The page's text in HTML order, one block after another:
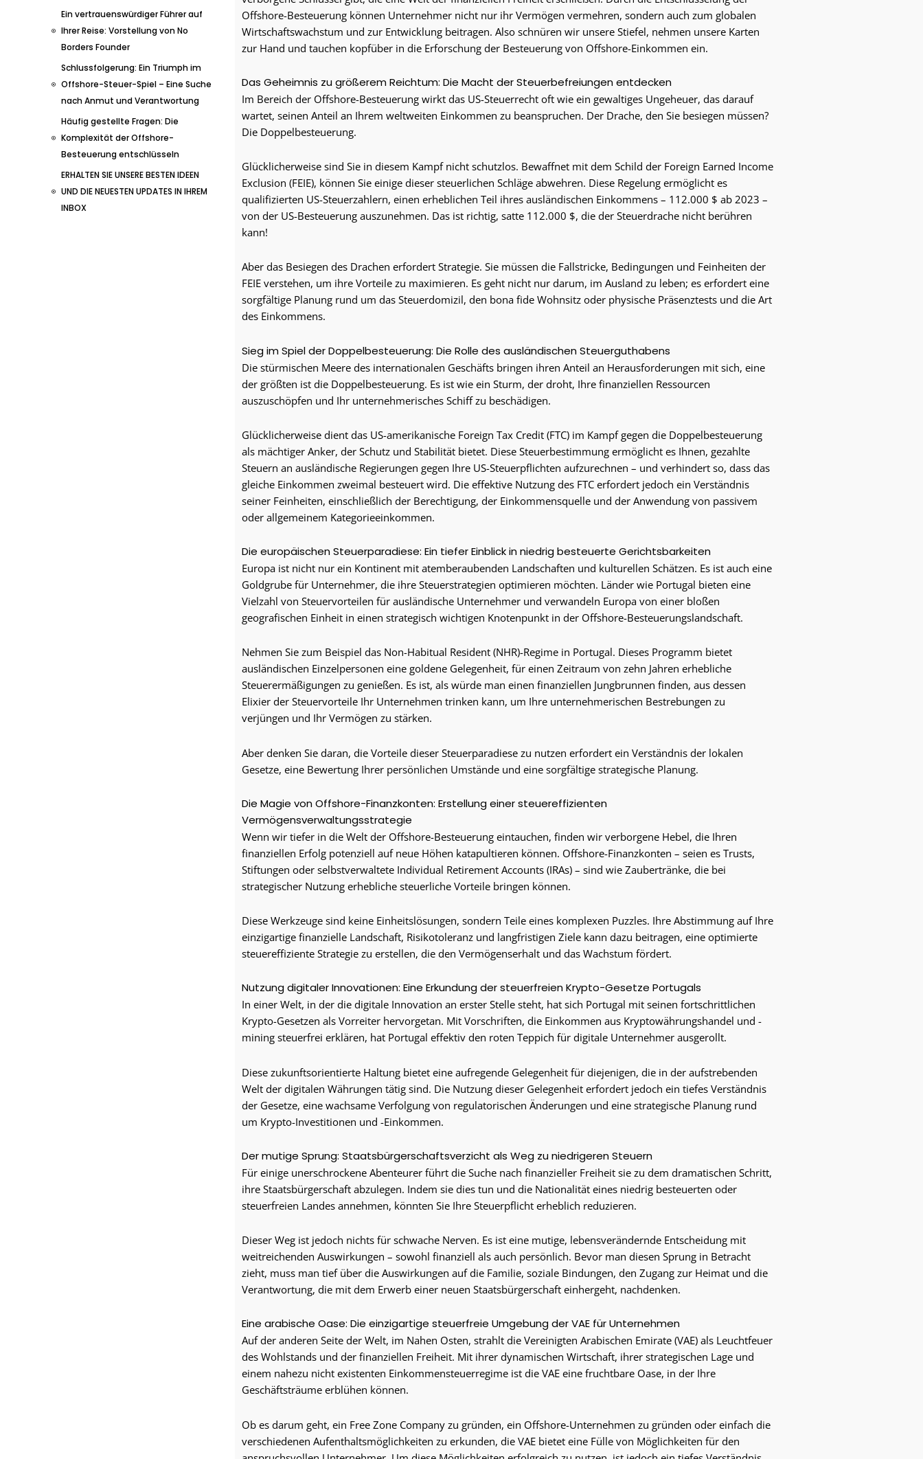
Ein vertrauenswürdiger Führer auf
Ihrer Reise: Vorstellung von No
Borders Founder
Schlussfolgerung: Ein Triumph im
Offshore-Steuer-Spiel – Eine Suche
nach Anmut und Verantwortung
Häufig gestellte Fragen: Die
Komplexität der Offshore-
Besteuerung entschlüsseln
ERHALTEN SIE UNSERE BESTEN IDEEN
UND DIE NEUESTEN UPDATES IN IHREM
INBOX
Offshore-Besteuerung können Unternehmer nicht nur ihr Vermögen vermehren, sondern auch zum globalen
Wirtschaftswachstum und zur Entwicklung beitragen. Also schnüren wir unsere Stiefel, nehmen unsere Karten
zur Hand und tauchen kopfüber in die Erforschung der Besteuerung von Offshore-Einkommen ein.
Das Geheimnis zu größerem Reichtum: Die Macht der Steuerbefreiungen entdecken
Im Bereich der Offshore-Besteuerung wirkt das US-Steuerrecht oft wie ein gewaltiges Ungeheuer, das darauf
wartet, seinen Anteil an Ihrem weltweiten Einkommen zu beanspruchen. Der Drache, den Sie besiegen müssen?
Die Doppelbesteuerung.
Glücklicherweise sind Sie in diesem Kampf nicht schutzlos. Bewaffnet mit dem Schild der Foreign Earned Income
Exclusion (FEIE), können Sie einige dieser steuerlichen Schläge abwehren. Diese Regelung ermöglicht es
qualifizierten US-Steuerzahlern, einen erheblichen Teil ihres ausländischen Einkommens – 112.000 $ ab 2023 –
von der US-Besteuerung auszunehmen. Das ist richtig, satte 112.000 $, die der Steuerdrache nicht berühren
kann!
Aber das Besiegen des Drachen erfordert Strategie. Sie müssen die Fallstricke, Bedingungen und Feinheiten der
FEIE verstehen, um ihre Vorteile zu maximieren. Es geht nicht nur darum, im Ausland zu leben; es erfordert eine
sorgfältige Planung rund um das Steuerdomizil, den bona fide Wohnsitz oder physische Präsenztests und die Art
des Einkommens.
Sieg im Spiel der Doppelbesteuerung: Die Rolle des ausländischen Steuerguthabens
Die stürmischen Meere des internationalen Geschäfts bringen ihren Anteil an Herausforderungen mit sich, eine
der größten ist die Doppelbesteuerung. Es ist wie ein Sturm, der droht, Ihre finanziellen Ressourcen
auszuschöpfen und Ihr unternehmerisches Schiff zu beschädigen.
Glücklicherweise dient das US-amerikanische Foreign Tax Credit (FTC) im Kampf gegen die Doppelbesteuerung
als mächtiger Anker, der Schutz und Stabilität bietet. Diese Steuerbestimmung ermöglicht es Ihnen, gezahlte
Steuern an ausländische Regierungen gegen Ihre US-Steuerpflichten aufzurechnen – und verhindert so, dass das
gleiche Einkommen zweimal besteuert wird. Die effektive Nutzung des FTC erfordert jedoch ein Verständnis
seiner Feinheiten, einschließlich der Berechtigung, der Einkommensquelle und der Anwendung von passivem
oder allgemeinem Kategorieeinkommen.
Die europäischen Steuerparadiese: Ein tiefer Einblick in niedrig besteuerte Gerichtsbarkeiten
Europa ist nicht nur ein Kontinent mit atemberaubenden Landschaften und kulturellen Schätzen. Es ist auch eine
Goldgrube für Unternehmer, die ihre Steuerstrategien optimieren möchten. Länder wie Portugal bieten eine
Vielzahl von Steuervorteilen für ausländische Unternehmer und verwandeln Europa von einer bloßen
geografischen Einheit in einen strategisch wichtigen Knotenpunkt in der Offshore-Besteuerungslandschaft.
Nehmen Sie zum Beispiel das Non-Habitual Resident (NHR)-Regime in Portugal. Dieses Programm bietet
ausländischen Einzelpersonen eine goldene Gelegenheit, für einen Zeitraum von zehn Jahren erhebliche
Steuerermäßigungen zu genießen. Es ist, als würde man einen finanziellen Jungbrunnen finden, aus dessen
Elixier der Steuervorteile Ihr Unternehmen trinken kann, um Ihre unternehmerischen Bestrebungen zu
verjüngen und Ihr Vermögen zu stärken.
Aber denken Sie daran, die Vorteile dieser Steuerparadiese zu nutzen erfordert ein Verständnis der lokalen
Gesetze, eine Bewertung Ihrer persönlichen Umstände und eine sorgfältige strategische Planung.
Die Magie von Offshore-Finanzkonten: Erstellung einer steuereffizienten
Vermögensverwaltungsstrategie
Wenn wir tiefer in die Welt der Offshore-Besteuerung eintauchen, finden wir verborgene Hebel, die Ihren
finanziellen Erfolg potenziell auf neue Höhen katapultieren können. Offshore-Finanzkonten – seien es Trusts,
Stiftungen oder selbstverwaltete Individual Retirement Accounts (IRAs) – sind wie Zaubertränke, die bei
strategischer Nutzung erhebliche steuerliche Vorteile bringen können.
Diese Werkzeuge sind keine Einheitslösungen, sondern Teile eines komplexen Puzzles. Ihre Abstimmung auf Ihre
einzigartige finanzielle Landschaft, Risikotoleranz und langfristigen Ziele kann dazu beitragen, eine optimierte
steuereffiziente Strategie zu erstellen, die den Vermögenserhalt und das Wachstum fördert.
Nutzung digitaler Innovationen: Eine Erkundung der steuerfreien Krypto-Gesetze Portugals
In einer Welt, in der die digitale Innovation an erster Stelle steht, hat sich Portugal mit seinen fortschrittlichen
Krypto-Gesetzen als Vorreiter hervorgetan. Mit Vorschriften, die Einkommen aus Kryptowährungshandel und -
mining steuerfrei erklären, hat Portugal effektiv den roten Teppich für digitale Unternehmer ausgerollt.
Diese zukunftsorientierte Haltung bietet eine aufregende Gelegenheit für diejenigen, die in der aufstrebenden
Welt der digitalen Währungen tätig sind. Die Nutzung dieser Gelegenheit erfordert jedoch ein tiefes Verständnis
der Gesetze, eine wachsame Verfolgung von regulatorischen Änderungen und eine strategische Planung rund
um Krypto-Investitionen und -Einkommen.
Der mutige Sprung: Staatsbürgerschaftsverzicht als Weg zu niedrigeren Steuern
Für einige unerschrockene Abenteurer führt die Suche nach finanzieller Freiheit sie zu dem dramatischen Schritt,
ihre Staatsbürgerschaft abzulegen. Indem sie dies tun und die Nationalität eines niedrig besteuerten oder
steuerfreien Landes annehmen, könnten Sie Ihre Steuerpflicht erheblich reduzieren.
Dieser Weg ist jedoch nichts für schwache Nerven. Es ist eine mutige, lebensverändernde Entscheidung mit
weitreichenden Auswirkungen – sowohl finanziell als auch persönlich. Bevor man diesen Sprung in Betracht
zieht, muss man tief über die Auswirkungen auf die Familie, soziale Bindungen, den Zugang zur Heimat und die
Verantwortung, die mit dem Erwerb einer neuen Staatsbürgerschaft einhergeht, nachdenken.
Eine arabische Oase: Die einzigartige steuerfreie Umgebung der VAE für Unternehmen
Auf der anderen Seite der Welt, im Nahen Osten, strahlt die Vereinigten Arabischen Emirate (VAE) als Leuchtfeuer
des Wohlstands und der finanziellen Freiheit. Mit ihrer dynamischen Wirtschaft, ihrer strategischen Lage und
einem nahezu nicht existenten Einkommensteuerregime ist die VAE eine fruchtbare Oase, in der Ihre
Geschäftsträume erblühen können.
Ob es darum geht, ein Free Zone Company zu gründen, ein Offshore-Unternehmen zu gründen oder einfach die
verschiedenen Aufenthaltsmöglichkeiten zu erkunden, die VAE bietet eine Fülle von Möglichkeiten für den